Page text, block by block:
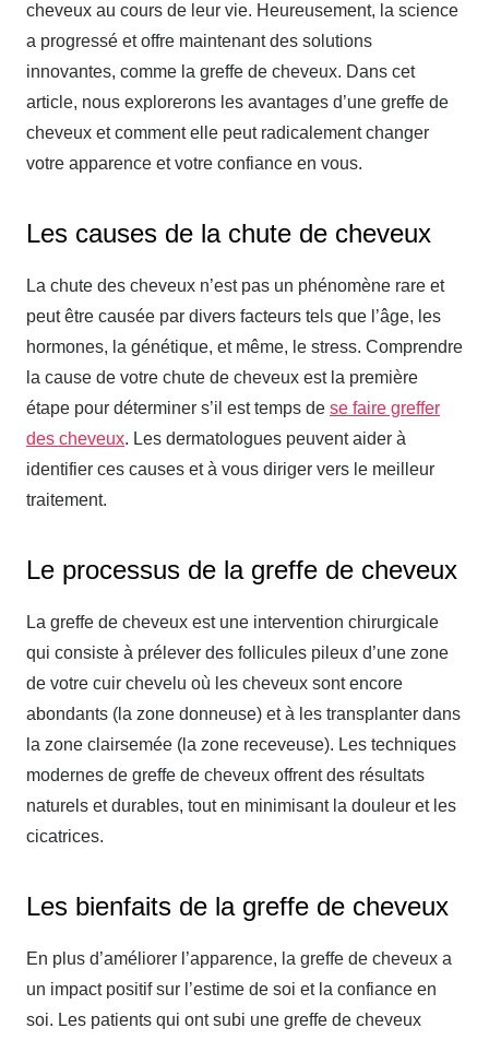
cheveux au cours de leur vie. Heureusement, la science
a progressé et offre maintenant des solutions
innovantes, comme la greffe de cheveux. Dans cet
article, nous explorerons les avantages d’une greffe de
cheveux et comment elle peut radicalement changer
votre apparence et votre confiance en vous.
Les causes de la chute de cheveux
La chute des cheveux n’est pas un phénomène rare et
peut être causée par divers facteurs tels que l’âge, les
hormones, la génétique, et même, le stress. Comprendre
la cause de votre chute de cheveux est la première
étape pour déterminer s’il est temps de se faire greffer
des cheveux. Les dermatologues peuvent aider à
identifier ces causes et à vous diriger vers le meilleur
traitement.
Le processus de la greffe de cheveux
La greffe de cheveux est une intervention chirurgicale
qui consiste à prélever des follicules pileux d’une zone
de votre cuir chevelu où les cheveux sont encore
abondants (la zone donneuse) et à les transplanter dans
la zone clairsemée (la zone receveuse). Les techniques
modernes de greffe de cheveux offrent des résultats
naturels et durables, tout en minimisant la douleur et les
cicatrices.
Les bienfaits de la greffe de cheveux
En plus d’améliorer l’apparence, la greffe de cheveux a
un impact positif sur l’estime de soi et la confiance en
soi. Les patients qui ont subi une greffe de cheveux